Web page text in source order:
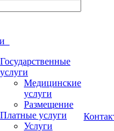
Государственные
услуги
Медицинские
услуги
Размещение
Платные услуги
Услуги